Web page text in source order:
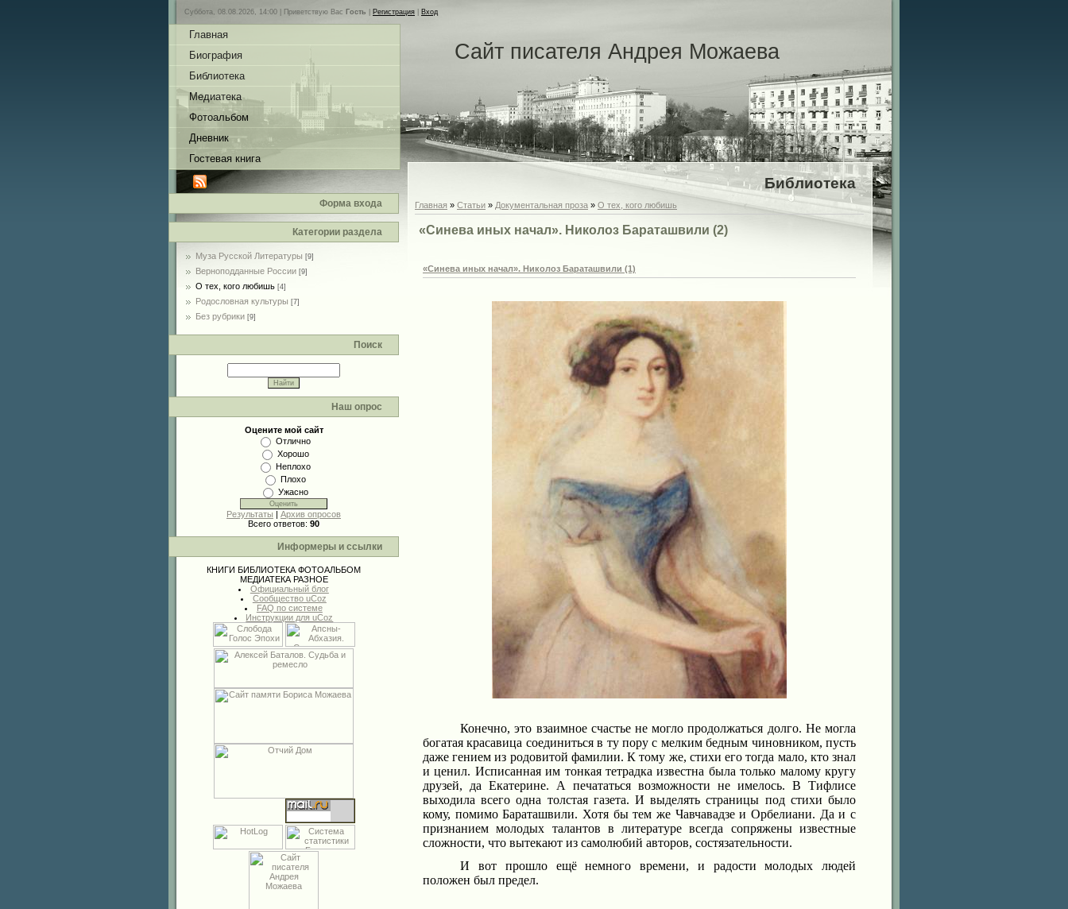
Суббота, 08.08.2026, 14:00 | Приветствую Вас Гость Регистрация Вход
Главная
Биография
Библиотека
Медиатека
Фотоальбом
Дневник
Гостевая книга
Форма входа
Категории раздела
Муза Русской Литературы [9]
Верноподданные России [9]
О тех, кого любишь [4]
Родословная культуры [7]
Без рубрики [9]
Поиск
Наш опрос
Оцените мой сайт
Отлично
Хорошо
Неплохо
Плохо
Ужасно
Результаты | Архив опросов
Всего ответов: 90
Информеры и ссылки
КНИГИ БИБЛИОТЕКА ФОТОАЛЬБОМ
МЕДИАТЕКА РАЗНОЕ
Официальный блог
Сообщество uCoz
FAQ по системе
Инструкции для uCoz
Сайт писателя Андрея Можаева
Библиотека
Главная » Статьи » Документальная проза » О тех, кого любишь
«Синева иных начал». Николоз Бараташвили (2)
«Синева иных начал». Николоз Бараташвили (1)
Конечно, это взаимное счастье не могло продолжаться долго. Не могла
богатая красавица соединиться в ту пору с мелким бедным чиновником, пусть
даже гением из родовитой фамилии. К тому же, стихи его тогда мало, кто знал
и ценил. Исписанная им тонкая тетрадка известна была только малому кругу
друзей, да Екатерине. А печататься возможности не имелось. В Тифлисе
выходила всего одна толстая газета. И выделять страницы под стихи было
кому, помимо Бараташвили. Хотя бы тем же Чавчавадзе и Орбелиани. Да и с
признанием молодых талантов в литературе всегда сопряжены известные
сложности, что вытекают из самолюбий авторов, состязательности.
И вот прошло ещё немного времени, и радости молодых людей
положен был предел.